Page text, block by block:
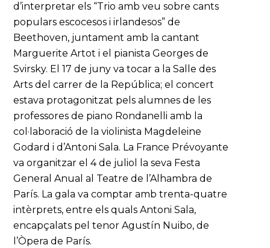
d’interpretar els “Trio amb veu sobre cants
populars escocesos i irlandesos” de
Beethoven, juntament amb la cantant
Marguerite Artot i el pianista Georges de
Svirsky. El 17 de juny va tocar a la Salle des
Arts del carrer de la República; el concert
estava protagonitzat pels alumnes de les
professores de piano Rondanelli amb la
col·laboració de la violinista Magdeleine
Godard i d’Antoni Sala. La France Prévoyante
va organitzar el 4 de juliol la seva Festa
General Anual al Teatre de l’Alhambra de
París. La gala va comptar amb trenta-quatre
intèrprets, entre els quals Antoni Sala,
encapçalats pel tenor Agustín Nuibo, de
l’Òpera de París.